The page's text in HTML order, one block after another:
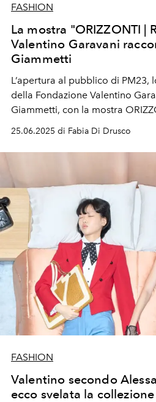
FASHION
La mostra "ORIZZONTI |
Valentino Garavani
Giammetti
L’apertura al pubblico di PM23,
della Fondazione Valentino
Giammetti, con la mostra
ripercorre la carriera, sono
uno stile di vita dove tutto era
case allo yacht alle clienti
internazionale.
25.06.2025 di Fabia Di Drusco
FASHION
Valentino secondo
ecco svelata la